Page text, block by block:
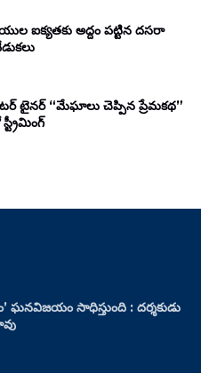
అద్దం పట్టిన దసరా
టైనర్ “మేఘాలు చెప్పిన ప్రేమకథ”
ఘనవిజయం సాధిస్తుంది : దర్శకుడు